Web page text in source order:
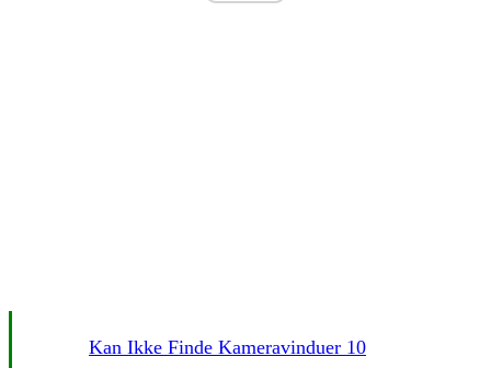
Kan Ikke Finde Kameravinduer 10